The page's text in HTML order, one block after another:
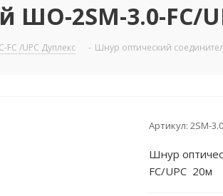
2SM-3.0-FC/
FC /UPC Дуплекс - Шнур оптический
Артикул: 2SM-
Шнур
FC/UPC 20м